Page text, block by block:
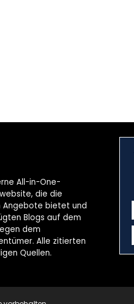
All-in-One-
die die
Angebote bietet und
Blogs auf dem
dem
Alle zitierten
Quellen.